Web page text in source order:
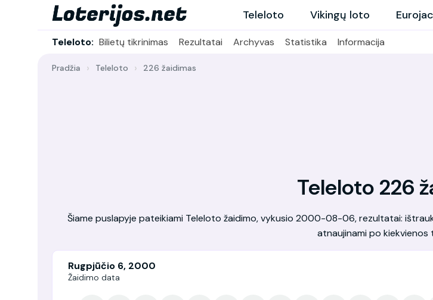
Teleloto Vikingų loto
Teleloto: Bilietų tikrinimas Rezultatai Archyvas Statistika Informacija
Pradžia Teleloto 226 žaidimas
Teleloto 226
Šiame puslapyje pateikiami Teleloto žaidimo, vykusio 2000-08-06, rezultatai:
atnaujinami po kiekvienos
Rugpjūčio 6, 2000
Žaidimo data